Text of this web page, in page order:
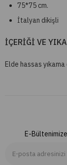
75*75 cm.
İtalyan dikişli
İÇERİĞİ VE
Elde hassas
E-